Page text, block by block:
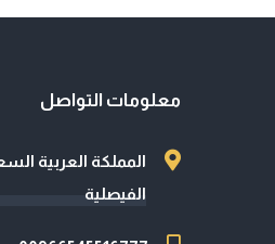
معلومات التواصل
المملكة العربية
الفيصلية